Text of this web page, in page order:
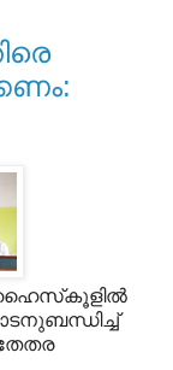
ഹൈസ്‌കൂളില്‍